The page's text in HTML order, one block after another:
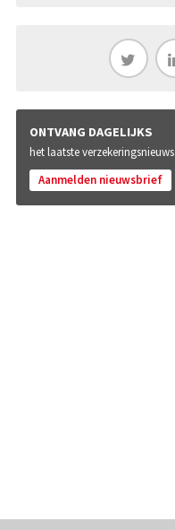
ONTVANG DAGELIJKS
het laatste verzekeringsnieuws
Aanmelden nieuwsbrief